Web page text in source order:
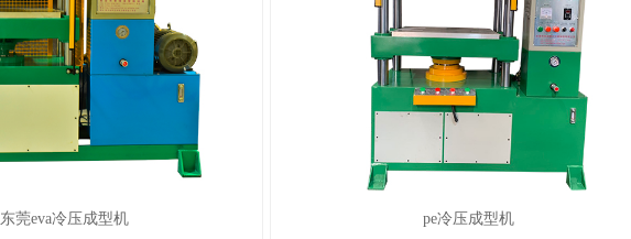
东莞eva冷压成型机 pe冷压成型机